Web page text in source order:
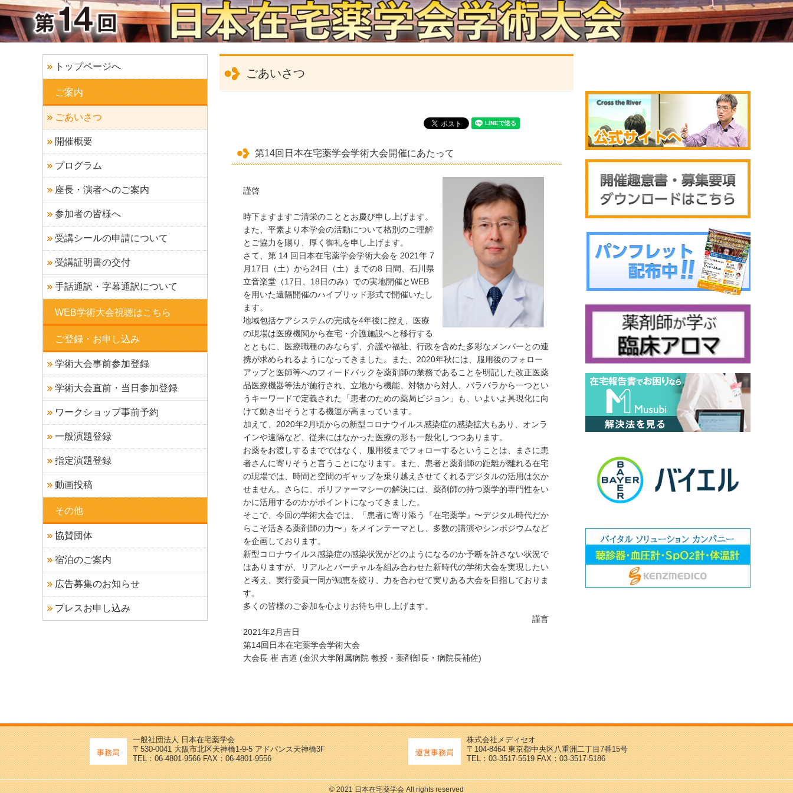
トップページへ
ご案内
ごあいさつ
開催概要
プログラム
座長・演者へのご案内
参加者の皆様へ
受講シールの申請について
受講証明書の交付
手話通訳・字幕通訳について
WEB学術大会視聴はこちら
ご登録・お申し込み
学術大会事前参加登録
学術大会直前・当日参加登録
ワークショップ事前予約
一般演題登録
指定演題登録
動画投稿
その他
協賛団体
宿泊のご案内
広告募集のお知らせ
プレスお申し込み
ごあいさつ
第14回日本在宅薬学会学術大会開催にあたって
謹啓
時下ますますご清栄のこととお慶び申し上げます。
また、平素より本学会の活動について格別のご理解
とご協力を賜り、厚く御礼を申し上げます。
さて、第 14 回日本在宅薬学会学術大会を 2021年 7
月17日（土）から24日（土）までの8 日間、石川県
立音楽堂（17日、18日のみ）での実地開催とWEB
を用いた遠隔開催のハイブリッド形式で開催いたし
ます。
地域包括ケアシステムの完成を4年後に控え、医療
の現場は医療機関から在宅・介護施設へと移行する
とともに、医療職種のみならず、介護や福祉、行政を含めた多彩なメンバーとの連
携が求められるようになってきました。また、2020年秋には、服用後のフォロー
アップと医師等へのフィードバックを薬剤師の業務であることを明記した改正医薬
品医療機器等法が施行され、立地から機能、対物から対人、バラバラから一つとい
うキーワードで定義された「患者のための薬局ビジョン」も、いよいよ具現化に向
けて動き出そうとする機運が高まっています。
加えて、2020年2月頃からの新型コロナウイルス感染症の感染拡大もあり、オンラ
インや遠隔など、従来にはなかった医療の形も一般化しつつあります。
お薬をお渡しするまでではなく、服用後までフォローするということは、まさに患
者さんに寄りそうと言うことになります。また、患者と薬剤師の距離が離れる在宅
の現場では、時間と空間のギャップを乗り越えさせてくれるデジタルの活用は欠か
せません。さらに、ポリファーマシーの解決には、薬剤師の持つ薬学的専門性をい
かに活用するのかがポイントになってきました。
そこで、今回の学術大会では、「患者に寄り添う『在宅薬学』〜デジタル時代だか
らこそ活きる薬剤師の力〜」をメインテーマとし、多数の講演やシンポジウムなど
を企画しております。
新型コロナウイルス感染症の感染状況がどのようになるのか予断を許さない状況で
はありますが、リアルとバーチャルを組み合わせた新時代の学術大会を実現したい
と考え、実行委員一同が知恵を絞り、力を合わせて実りある大会を目指しておりま
す。
多くの皆様のご参加を心よりお待ち申し上げます。
謹言
2021年2月吉日
第14回日本在宅薬学会学術大会
大会長 崔 吉道 (金沢大学附属病院 教授・薬剤部長・病院長補佐)
事務局
一般社団法人 日本在宅薬学会
〒530-0041 大阪市北区天神橋1-9-5 アドバンス天神橋3F
TEL：06-4801-9566 FAX：06-4801-9556
運営事務局
株式会社メディセオ
〒104-8464 東京都中央区八重洲二丁目7番15号
TEL：03-3517-5519 FAX：03-3517-5186
© 2021 日本在宅薬学会 All rights reserved